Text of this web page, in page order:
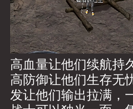
高血量让他们续航持
高防御让他们生存无
发让他们输出拉满，